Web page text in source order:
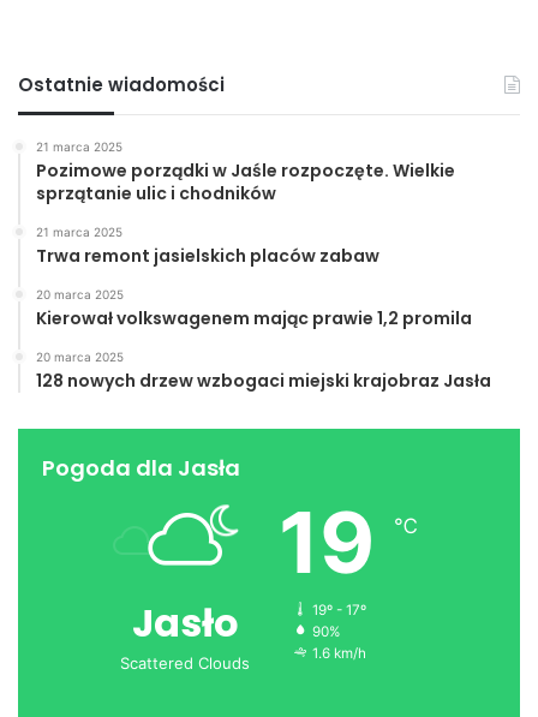
Ostatnie wiadomości
21 marca 2025
Pozimowe porządki w Jaśle rozpoczęte. Wielkie
sprzątanie ulic i chodników
21 marca 2025
Trwa remont jasielskich placów zabaw
20 marca 2025
Kierował volkswagenem mając prawie 1,2 promila
20 marca 2025
128 nowych drzew wzbogaci miejski krajobraz Jasła
Pogoda dla Jasła
Jasło
Scattered Clouds
19 ℃
19º - 17º
90%
1.6 km/h